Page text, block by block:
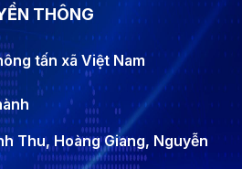
THÔNG
tấn xã Việt Nam
Thu, Hoàng Giang, Nguyễn